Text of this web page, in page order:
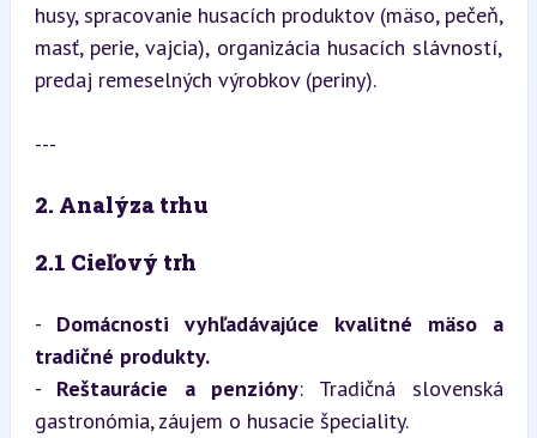
husy, spracovanie husacích produktov (mäso, pečeň,
masť, perie, vajcia), organizácia husacích slávností,
predaj remeselných výrobkov (periny).
---
2. Analýza trhu
2.1 Cieľový trh
- Domácnosti vyhľadávajúce kvalitné mäso a
tradičné produkty.
- Reštaurácie a penzióny: Tradičná slovenská
gastronómia, záujem o husacie špeciality.